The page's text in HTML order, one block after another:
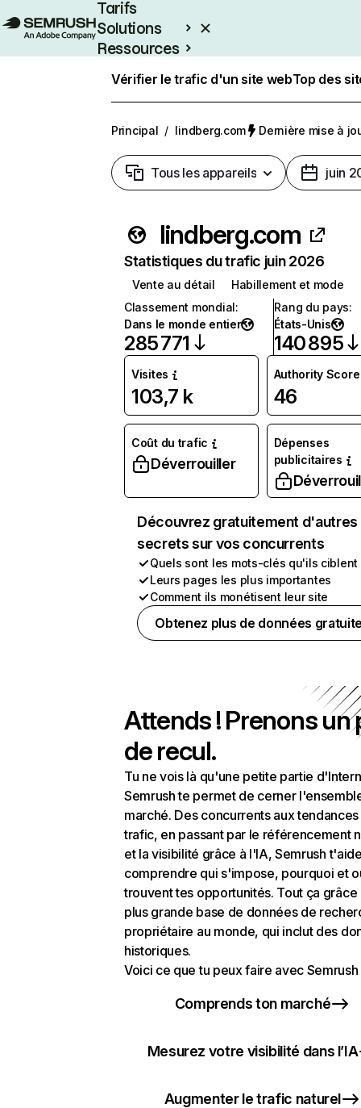
Tarifs
Solutions
Ressources
Vérifier le trafic d'un site webTop des
Principal / lindberg.com Dernière mise à
Tous les appareils juin
lindberg.com
Statistiques du trafic juin 2026
Vente au détail
Habillement et mode
Classement mondial:
Dans le monde entier
285 771
Rang du pays:
États-Unis
140 895
Visites
103,7 k
Authority Score
46
Coût du trafic
Déverrouiller
Dépenses
publicitaires
Découvrez gratuitement d'autres
secrets sur vos concurrents
Quels sont les mots-clés qu'ils ciblent
Leurs pages les plus importantes
Comment ils monétisent leur site
Obtenez plus de données
Attends ! Prenons un
de recul.
Tu ne vois là qu'une petite partie
Semrush te permet de cerner
marché. Des concurrents aux
trafic, en passant par le référencement
et la visibilité grâce à l'IA, Semrush
comprendre qui s'impose, pourquoi et
trouvent tes opportunités. Tout ça grâce
plus grande base de données de
propriétaire au monde, qui inclut des
historiques.
Voici ce que tu peux faire avec Semrush
Comprends ton marché
Mesurez votre visibilité dans l’IA
Augmenter le trafic naturel